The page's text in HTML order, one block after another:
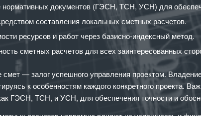
нормативных документов (ГЭСН, ТСН, УСН) для
составления локальных сметных расчетов.
ресурсов и работ через базисно-индексный метод.
сметных расчетов для всех заинтересованных
— залог успешного управления проектом.
к особенностям каждого конкретного проекта.
ГЭСН, ТСН, и УСН, для обеспечения точности и